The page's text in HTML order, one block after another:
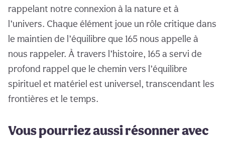
rappelant notre connexion à la nature et à
l’univers. Chaque élément joue un rôle critique dans
le maintien de l’équilibre que 165 nous appelle à
nous rappeler. À travers l’histoire, 165 a servi de
profond rappel que le chemin vers l’équilibre
spirituel et matériel est universel, transcendant les
frontières et le temps.
Vous pourriez aussi résonner avec